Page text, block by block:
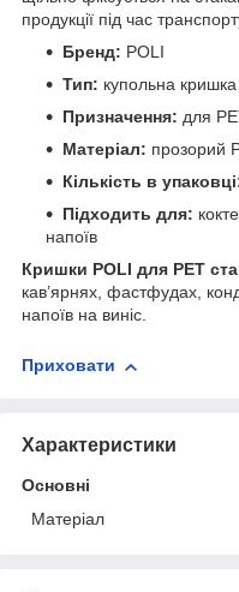
продукції під час
Бренд: POLI
Тип: купольна
Призначення: для
Матеріал: прозорий
Кількість в
Підходить для:
напоїв
Кришки POLI для PET
кав’ярнях, фастфудах,
напоїв на виніс.
Приховати
Характеристики
Основні
Матеріал